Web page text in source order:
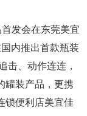
发会在东莞美宜
内推出首款瓶装
击、动作连连，
罐装产品，更携
锁便利店美宜佳